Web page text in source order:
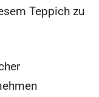
Teppich zu